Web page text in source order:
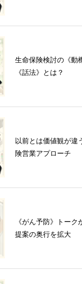
生命保険検討の《動
《話法》とは？
以前とは価値観が違
険営業アプローチ
《がん予防》トー
提案の奥行を拡大